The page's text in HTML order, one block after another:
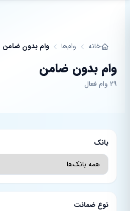
خانه وام‌ها وام بدون ضامن
وام بدون ضامن
29 وام فعال
بانک
نوع ضمانت